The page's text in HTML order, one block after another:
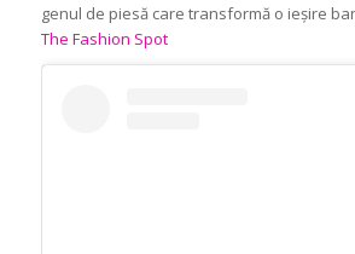
genul de piesă care transformă o ieșire
The Fashion Spot